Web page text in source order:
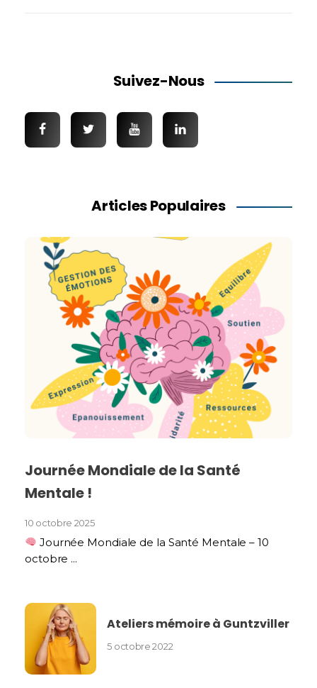
Suivez-Nous
Articles Populaires
Journée Mondiale de la Santé
Mentale !
10 octobre 2025
Journée Mondiale de la Santé Mentale – 10
octobre ...
Ateliers mémoire à Guntzviller
5 octobre 2022